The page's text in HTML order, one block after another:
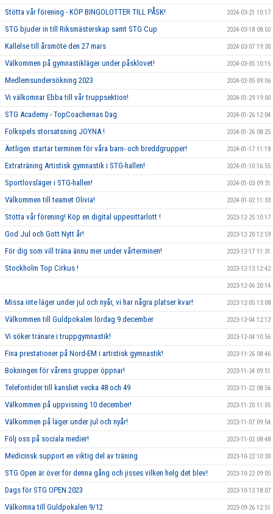
Stötta vår förening - KÖP BINGOLOTTER TILL PÅSK! 2024-03-21 10:17
STG bjuder in till Riksmästerskap samt STG Cup 2024-03-18 08:50
Kallelse till årsmöte den 27 mars 2024-03-07 19:30
Välkommen på gymnastikläger under påsklovet! 2024-03-05 10:15
Medlemsundersökning 2023 2024-02-05 09:06
Vi välkomnar Ebba till vår truppsektion! 2024-01-29 19:00
STG Academy - TopCoachernas Dag 2024-01-26 12:04
Folkspels storsatsning JOYNA ! 2024-01-26 08:25
Äntligen startar terminen för våra barn- och breddgrupper! 2024-01-17 11:18
Extraträning Artistisk gymnastik i STG-hallen! 2024-01-10 16:55
Sportlovsläger i STG-hallen! 2024-01-03 09:31
Välkommen till teamet Olivia! 2024-01-02 11:33
Stötta vår förening! Köp en digital uppesittarlott ! 2023-12-25 10:17
God Jul och Gott Nytt år! 2023-12-20 12:59
För dig som vill träna ännu mer under vårterminen! 2023-12-17 11:31
Stockholm Top Cirkus ! 2023-12-13 12:42
2023-12-06 20:14
Missa inte läger under jul och nyår, vi har några platser kvar! 2023-12-05 13:08
Välkommen till Guldpokalen lördag 9 december 2023-12-04 12:12
Vi söker tränare i truppgymnastik! 2023-12-04 10:56
Fina prestationer på Nord-EM i artistisk gymnastik! 2023-11-26 08:46
Bokningen för vårens grupper öppnar! 2023-11-24 09:51
Telefontider till kansliet vecka 48 och 49 2023-11-22 08:56
Välkommen på uppvisning 10 december! 2023-11-20 11:05
Välkommen på läger under jul och nyår! 2023-11-07 09:54
Följ oss på sociala medier! 2023-11-02 08:48
Medicinsk support en viktig del av träning 2023-10-22 10:30
STG Open är över för denna gång och jisses vilken helg det blev! 2023-10-22 09:05
Dags för STG OPEN 2023 2023-10-13 18:07
Välkomna till Guldpokalen 9/12 2023-09-26 12:51